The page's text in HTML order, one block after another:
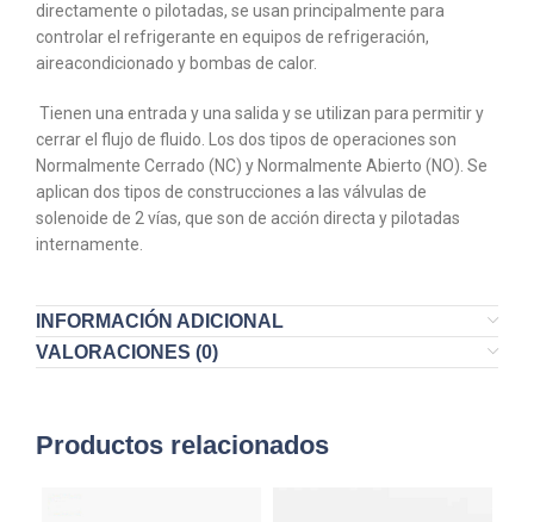
directamente o pilotadas, se usan principalmente para
controlar el refrigerante en equipos de refrigeración,
aireacondicionado y bombas de calor.
Tienen una entrada y una salida y se utilizan para permitir y
cerrar el flujo de fluido. Los dos tipos de operaciones son
Normalmente Cerrado (NC) y Normalmente Abierto (NO). Se
aplican dos tipos de construcciones a las válvulas de
solenoide de 2 vías, que son de acción directa y pilotadas
internamente.
INFORMACIÓN ADICIONAL
VALORACIONES (0)
Productos relacionados